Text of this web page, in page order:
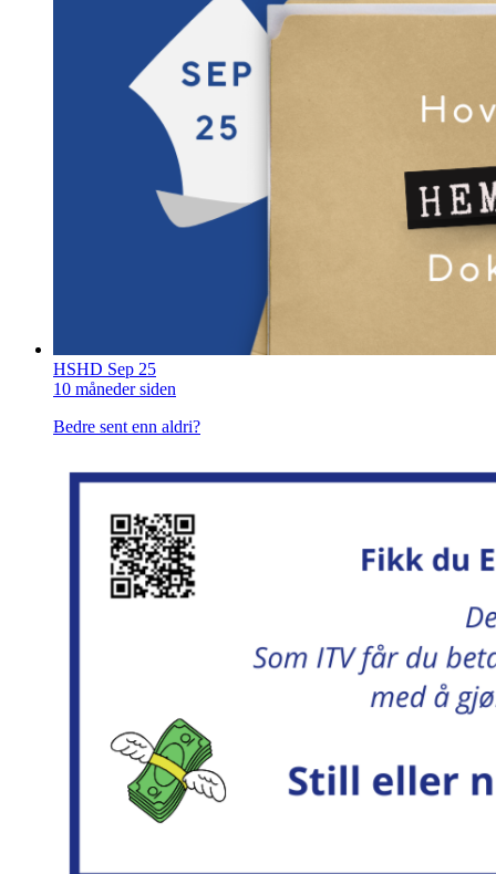
HSHD Sep 25
10 måneder siden
Bedre sent enn aldri?